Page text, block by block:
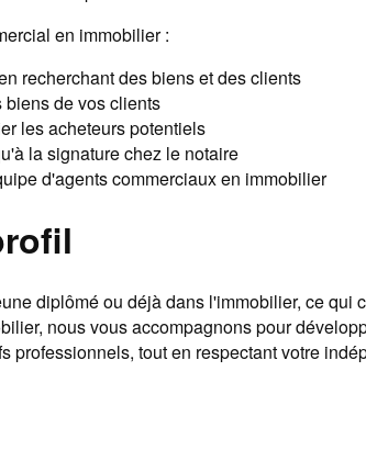
en immobilier :
recherchant des biens et des clients
biens de vos clients
les acheteurs potentiels
la signature chez le notaire
d'agents commerciaux en immobilier
diplômé ou déjà dans l'immobilier, ce qui
nous vous accompagnons pour
professionnels, tout en respectant votre